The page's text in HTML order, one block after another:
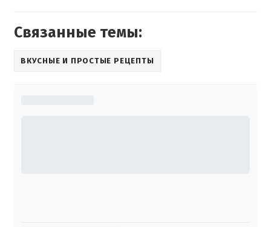
Связанные темы:
ВКУСНЫЕ И ПРОСТЫЕ РЕЦЕПТЫ